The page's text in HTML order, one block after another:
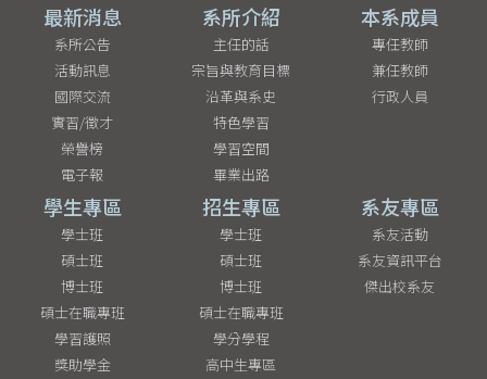
最新消息
系所公告
活動訊息
國際交流
實習/徵才
榮譽榜
電子報
系所介紹
主任的話
宗旨與教育目標
沿革與系史
特色學習
學習空間
畢業出路
本系成員
專任教師
兼任教師
行政人員
學生專區
學士班
碩士班
博士班
碩士在職專班
學習護照
獎助學金
招生專區
學士班
碩士班
博士班
碩士在職專班
學分學程
高中生專區
系友專區
系友活動
系友資訊平台
傑出校系友